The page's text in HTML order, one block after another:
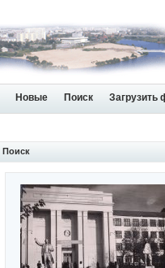
Новые Поиск Загрузить
Поиск